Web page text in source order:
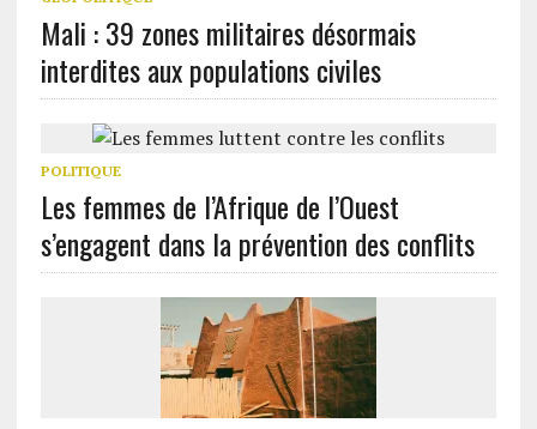
Mali : 39 zones militaires désormais
interdites aux populations civiles
POLITIQUE
Les femmes de l’Afrique de l’Ouest
s’engagent dans la prévention des conflits